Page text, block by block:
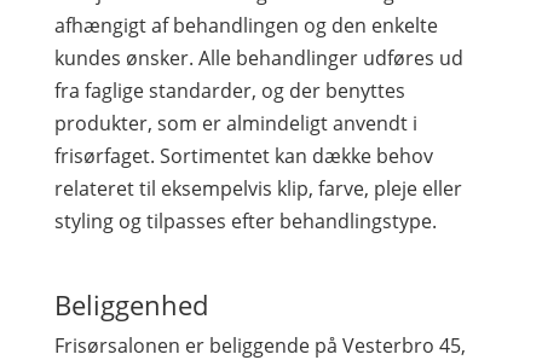
afhængigt af behandlingen og den enkelte
kundes ønsker. Alle behandlinger udføres ud
fra faglige standarder, og der benyttes
produkter, som er almindeligt anvendt i
frisørfaget. Sortimentet kan dække behov
relateret til eksempelvis klip, farve, pleje eller
styling og tilpasses efter behandlingstype.
Beliggenhed
Frisørsalonen er beliggende på Vesterbro 45,